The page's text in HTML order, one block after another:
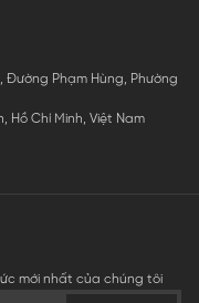
Đường Phạm Hùng, Phường
Hồ Chí Minh, Việt Nam
mới nhất của chúng tôi